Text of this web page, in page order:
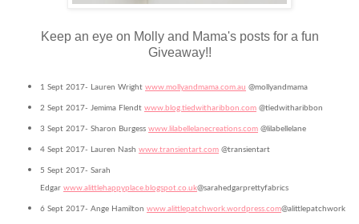
Keep an eye on Molly and Mama's posts for a fun
Giveaway!!
1 Sept 2017- Lauren Wright www.mollyandmama.com.au @mollyandmama
2 Sept 2017- Jemima Flendt www.blog.tiedwitharibbon.com @tiedwitharibbon
3 Sept 2017- Sharon Burgess www.lilabellelanecreations.com @lilabellelane
4 Sept 2017- Lauren Nash www.transientart.com @transientart
5 Sept 2017- Sarah
Edgar www.alittlehappyplace.blogspot.co.uk@sarahedgarprettyfabrics
6 Sept 2017- Ange Hamilton www.alittlepatchwork.wordpress.com@alittlepatchwork